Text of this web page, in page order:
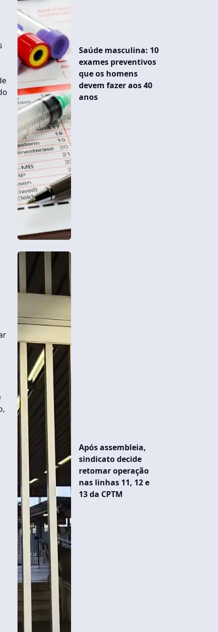
Saúde masculina: 10
exames preventivos
que os homens
devem fazer aos 40
anos
Após assembleia,
sindicato decide
retomar operação
nas linhas 11, 12 e
13 da CPTM